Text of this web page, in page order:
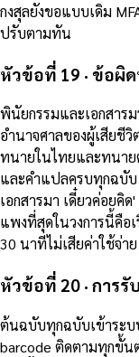
กงสุลยังขอแบบเดิม
ปรับตามทัน
หัวข้อที่ 19 · ข้อผิ
พินัยกรรมและเอกสาร
อำนาจศาลของผู้เสียชี
ทนายในไทยและทนาย
และคำแปลครบทุกฉบั
เอกสารมา เดี๋ยวค่อยคิ
แพงที่สุดในวงการนี้คือ
30 นาทีไม่เสียค่าใช้จ่
หัวข้อที่ 20 · การรั
ต้นฉบับทุกฉบับเข้าระบ
barcode ติดตามทุกขั้น